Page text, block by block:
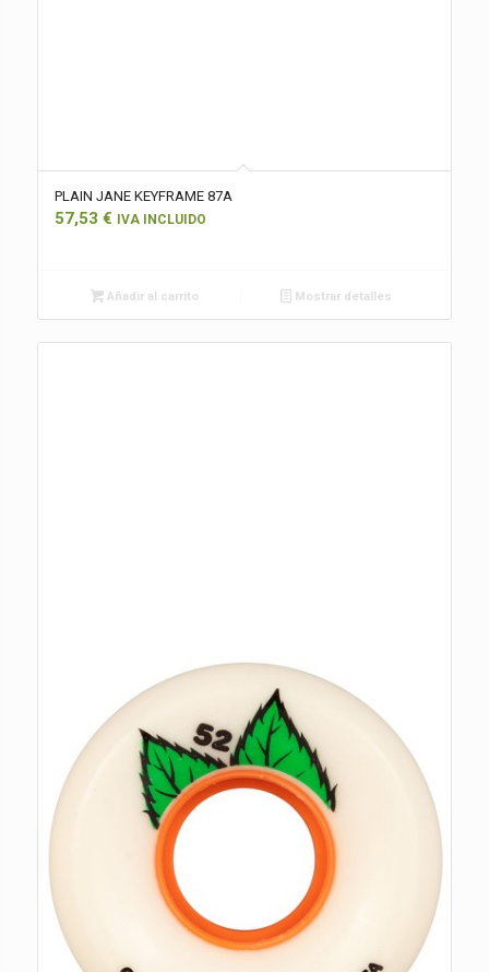
PLAIN JANE KEYFRAME 87A
57,53 € IVA INCLUIDO
Añadir al carrito Mostrar detalles